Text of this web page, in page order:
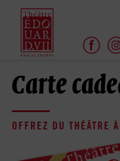
contenu
principal
Carte
OFFREZ DU THÉÂTRE
Panneau de gestion des